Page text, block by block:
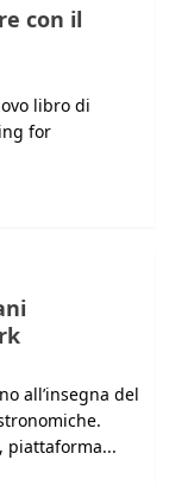
con il
libro di
for
all’insegna del
piattaforma...